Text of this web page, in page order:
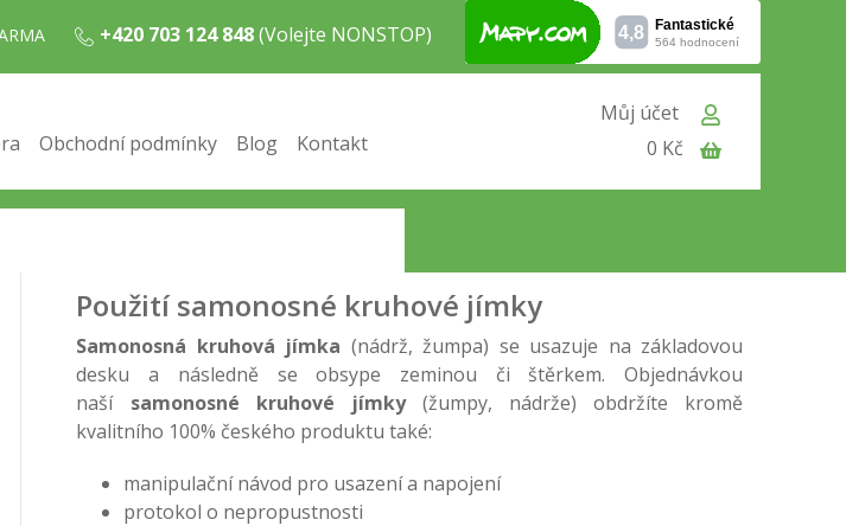
+420 703 124 848(Volejte NONSTOP)
Obchodní podmínky Blog Kontakt
Můj účet
0 Kč
Samonosná jímka 5m3 (5000 litrů)
je jímka přímo určená k
spodní vody – hrozí zboření jímky. Hlavní výhodou je cenová dostupnost,
Použití samonosné kruhové jímky
Samonosná kruhová jímka (nádrž, žumpa) se usazuje na základovou
desku a následně se obsype zeminou či štěrkem. Objednávkou
naší samonosné kruhové jímky(žumpy, nádrže) obdržíte kromě
kvalitního 100% českého produktu také:
manipulační návod pro usazení a napojení
protokol o nepropustnosti